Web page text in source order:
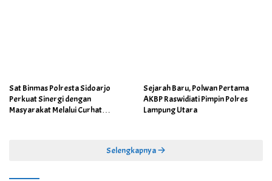
Sat Binmas Polresta Sidoarjo
Perkuat Sinergi dengan
Masyarakat Melalui Curhat
Sejarah Baru, Polwan Pertama
AKBP Raswidiati Pimpin Polres
Lampung Utara
Selengkapnya